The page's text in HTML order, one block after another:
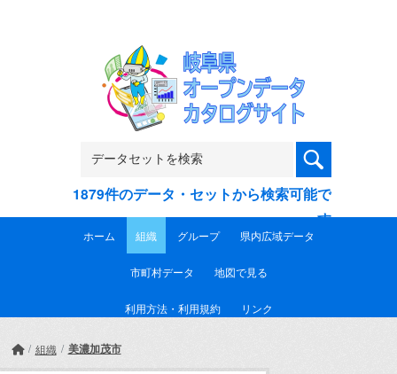
1879件のデータ・セットから検索可能で
す
ホーム 組織 グループ 県内広域データ
市町村データ 地図で見る
利用方法・利用規約 リンク
組織 美濃加茂市